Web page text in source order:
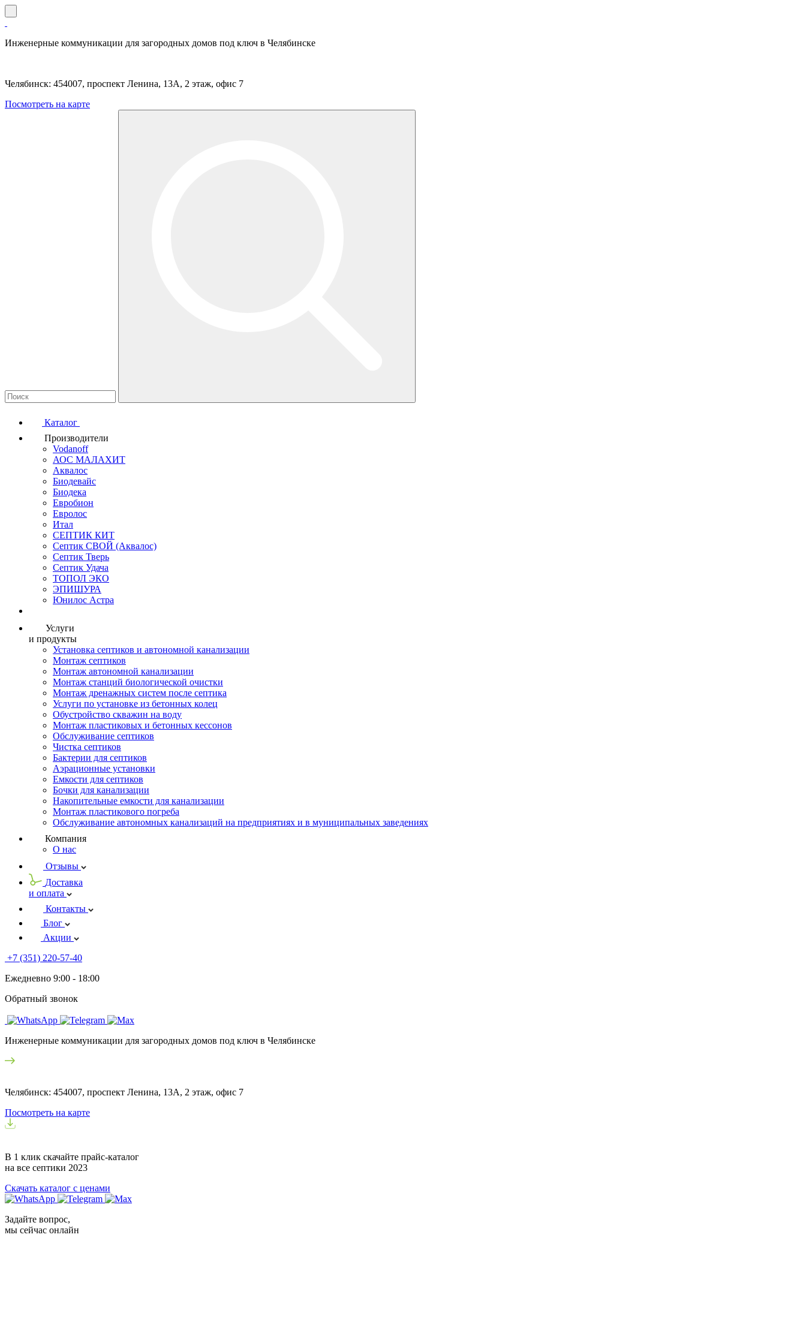
Инженерные коммуникации для загородных домов под ключ в Челябинске
Челябинск: 454007, проспект Ленина, 13А, 2 этаж, офис 7
Посмотреть на карте
Каталог
Производители
Vodanoff
АОС МАЛАХИТ
Аквалос
Биодевайс
Биодека
Евробион
Евролос
Итал
СЕПТИК КИТ
Септик СВОЙ (Аквалос)
Септик Тверь
Септик Удача
ТОПОЛ ЭКО
ЭПИШУРА
Юнилос Астра
Услуги
и продукты
Установка септиков и автономной канализации
Монтаж септиков
Монтаж автономной канализации
Монтаж станций биологической очистки
Монтаж дренажных систем после септика
Услуги по установке из бетонных колец
Обустройство скважин на воду
Монтаж пластиковых и бетонных кессонов
Обслуживание септиков
Чистка септиков
Бактерии для септиков
Аэрационные установки
Емкости для септиков
Бочки для канализации
Накопительные емкости для канализации
Монтаж пластикового погреба
Обслуживание автономных канализаций на предприятиях и в муниципальных заведениях
Компания
О нас
Отзывы
Доставка
и оплата
Контакты
Блог
Акции
+7 (351) 220-57-40
Ежедневно 9:00 - 18:00
Обратный звонок
Инженерные коммуникации для загородных домов под ключ в Челябинске
Челябинск: 454007, проспект Ленина, 13А, 2 этаж, офис 7
Посмотреть на карте
В 1 клик скачайте прайс-каталог
на все септики 2023
Скачать каталог с ценами
Задайте вопрос,
мы сейчас онлайн